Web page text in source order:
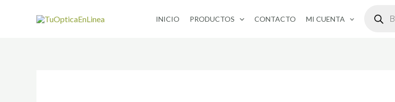
INICIO PRODUCTOS CONTACTO MI CUENTA